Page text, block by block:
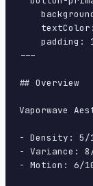
padding:
---
## Overview
Vaporwave
- Density: 5/
- Variance:
- Motion: 6/